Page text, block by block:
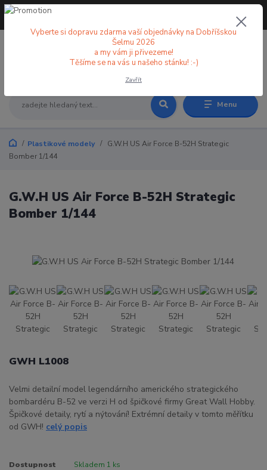
Menu
+420 773 998 582
Plastikové modely
G.W.H US Air Force B-52H Strategic
Bomber 1/144
G.W.H US Air Force B-52H Strategic
Bomber 1/144
GWH L1008
Velmi detailní model legendárního amerického strategického
bombardéru B-52 ve verzi H od špičkové firmy Great Wall Hobby.
Špičkové detaily, rytí a nýtování! Extrémní detaily v tomto měřítku
od GWH! celý popis
Dostupnost Skladem 1 ks
Vyberte si dopravu zdarma vaší objednávky na Dobříšskou
Šelmu 2026
a my vám ji přivezeme!
Těšíme se na vás u našeho stánku! :-)
Zavřít